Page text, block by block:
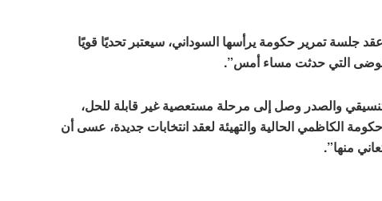
جلسة تمرير حكومة يرأسها السوداني، سيعتبر تحديًا قويًا
التي حدثت مساء أمس”.
والصدر وصل إلى مرحلة مستعصية غير قابلة للحل،
الكاظمي الحالية والتهيئة لعقد انتخابات جديدة، عسى أن
منها”.